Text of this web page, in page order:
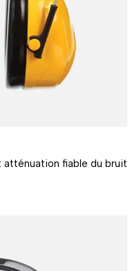
fiable du bruit